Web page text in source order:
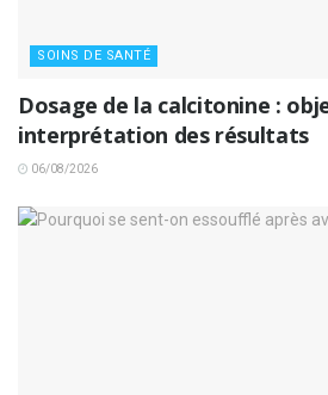
SOINS DE SANTÉ
Dosage de la calcitonine :
interprétation des résultats
06/08/2026